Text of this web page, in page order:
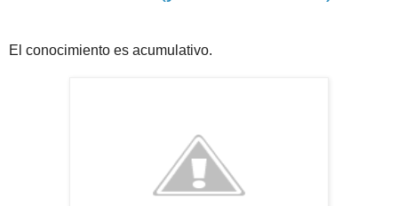
El conocimiento es acumulativo.